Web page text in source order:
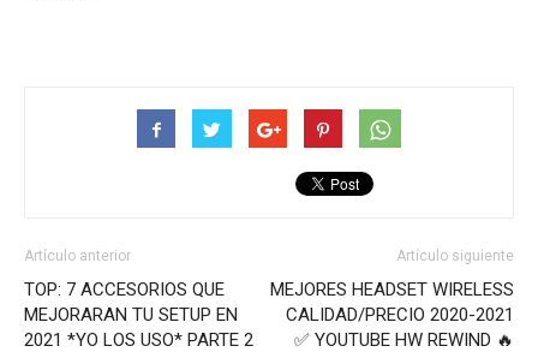
Artículo anterior
TOP: 7 ACCESORIOS QUE
MEJORARAN TU SETUP EN
2021 *YO LOS USO* PARTE 2
Artículo siguiente
MEJORES HEADSET WIRELESS
CALIDAD/PRECIO 2020-2021
✅ YOUTUBE HW REWIND 🔥